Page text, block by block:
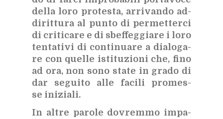
del­la loro pro­te­sta, ar­ri­van­do ad­
di­rit­tu­ra al pun­to di per­met­ter­ci
di cri­ti­ca­re e di sbef­feg­gia­re i loro
ten­ta­ti­vi di con­ti­nua­re a dia­lo­ga­
re con quel­le isti­tu­zio­ni che, fino
ad ora, non sono sta­te in gra­do di
dar se­gui­to alle fa­ci­li pro­mes­
se ini­zia­li.
In al­tre pa­ro­le do­vrem­mo im­pa­